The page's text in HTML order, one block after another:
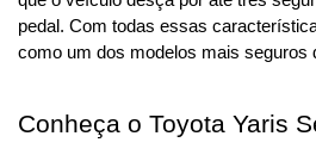
pedal. Com todas essas
como um dos modelos mais seguros
Conheça o Toyota Yaris